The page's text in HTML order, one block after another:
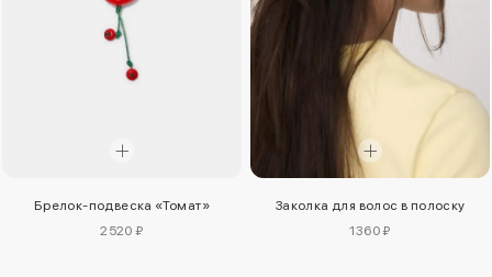
Брелок-подвеска «Томат»
2520 ₽
Заколка для волос в полоску
1360 ₽